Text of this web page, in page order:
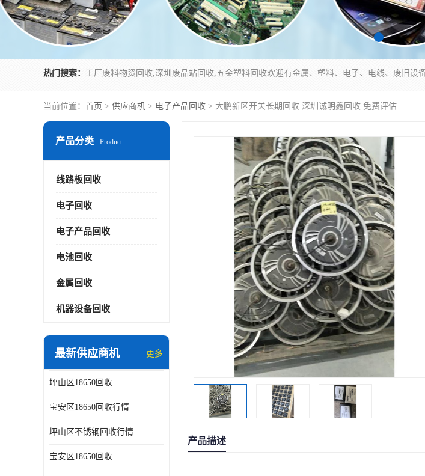
热门搜索：
当前位置： 首页 > 供应商机 > 电子产品回收 > 大鹏新区开关长期回收 深圳诚明鑫回收 免费评估
产品分类 Product
线路板回收
电子回收
电子产品回收
电池回收
金属回收
机器设备回收
最新供应商机 更多
坪山区18650回收
宝安区18650回收行情
坪山区不锈钢回收行情
宝安区18650回收
产品描述